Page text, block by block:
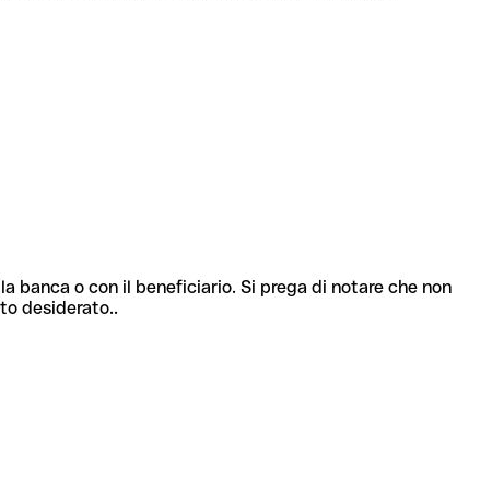
o con il beneficiario. Si prega di notare che non
desiderato..